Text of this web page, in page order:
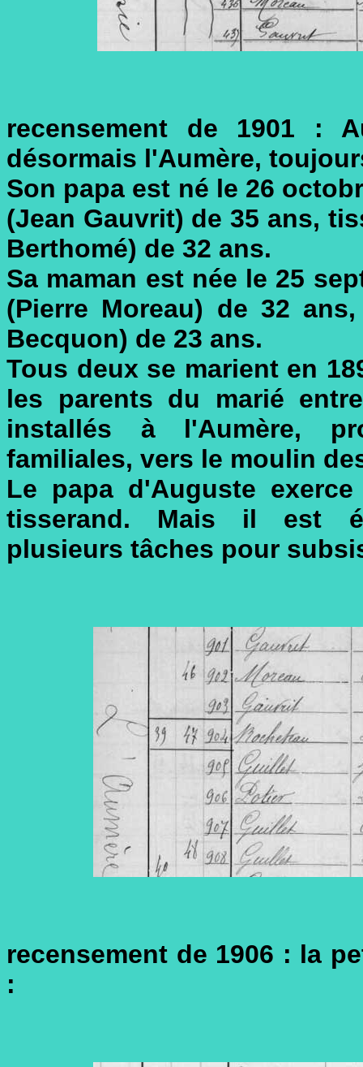
recensement de 1901 :
désormais l'Aumère,
Son papa est né le 26
(Jean Gauvrit) de 35 ans,
Berthomé) de 32 ans.
Sa maman est née le 25
(Pierre Moreau) de 32
Becquon) de 23 ans.
Tous deux se marient en
les parents du marié
installés à l'Aumère,
familiales, vers le moulin
Le papa d'Auguste
tisserand. Mais il est
plusieurs tâches pour
recensement de 1906 : la
: